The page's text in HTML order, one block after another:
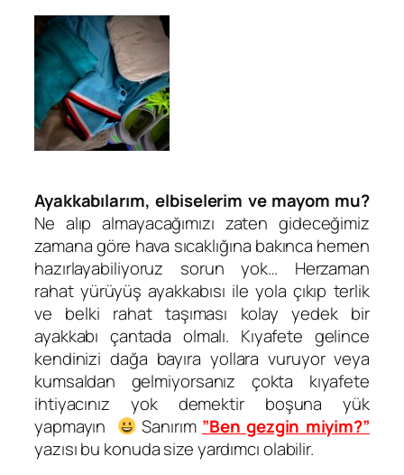
Ayakkabılarım, elbiselerim ve mayom mu?
Ne alıp almayacağımızı zaten gideceğimiz
zamana göre hava sıcaklığına bakınca hemen
hazırlayabiliyoruz sorun yok… Herzaman
rahat yürüyüş ayakkabısı ile yola çıkıp terlik
ve belki rahat taşıması kolay yedek bir
ayakkabı çantada olmalı. Kıyafete gelince
kendinizi dağa bayıra yollara vuruyor veya
kumsaldan gelmiyorsanız çokta kıyafete
ihtiyacınız yok demektir boşuna yük
yapmayın
Sanırım ”Ben gezgin miyim?”
yazısı bu konuda size yardımcı olabilir.